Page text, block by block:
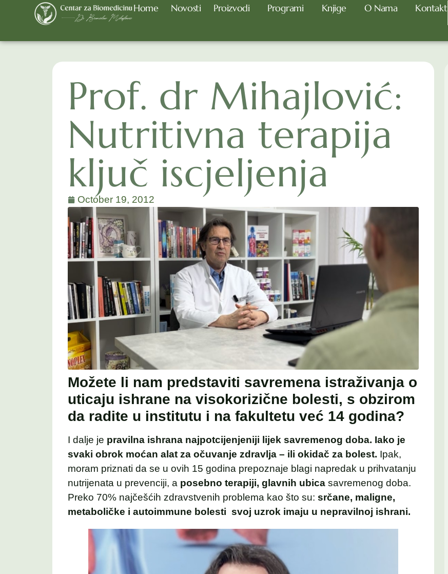
Home Novosti Proizvodi Programi Knjige O Nama Kontakt
Prof. dr Mihajlović:
Nutritivna terapija
ključ iscjeljenja
October 19, 2012
Možete li nam predstaviti savremena istraživanja o
uticaju ishrane na visokorizične bolesti, s obzirom
da radite u institutu i na fakultetu već 14 godina?
I dalje je pravilna ishrana najpotcijenjeniji lijek savremenog doba. Iako je
svaki obrok moćan alat za očuvanje zdravlja – ili okidač za bolest. Ipak,
moram priznati da se u ovih 15 godina prepoznaje blagi napredak u prihvatanju
nutrijenata u prevenciji, a posebno terapiji, glavnih ubica savremenog doba.
Preko 70% najčešćih zdravstvenih problema kao što su: srčane, maligne,
metaboličke i autoimmune bolesti svoj uzrok imaju u nepravilnoj ishrani.